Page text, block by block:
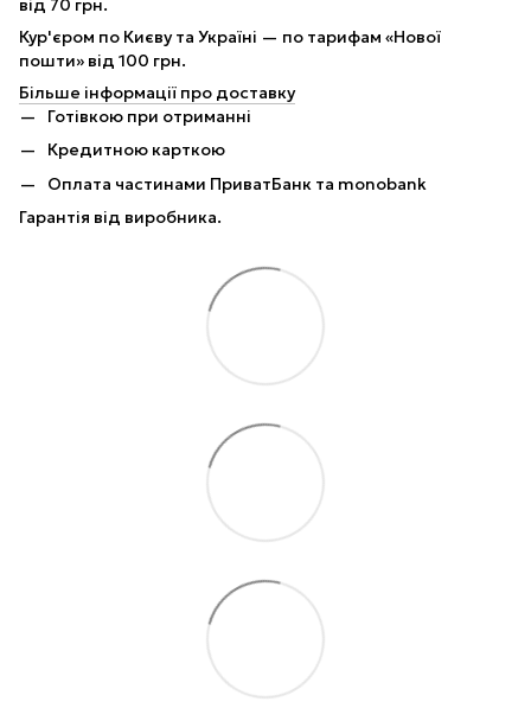
від 70 грн.
Кур'єром по Києву та Україні — по тарифам «Нової
пошти» від 100 грн.
Більше інформації про доставку
Готівкою при отриманні
Кредитною карткою
Оплата частинами ПриватБанк та monobank
Гарантія від виробника.